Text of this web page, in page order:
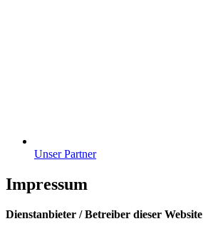
Unser Partner
Impressum
Dienstanbieter / Betreiber dieser Website